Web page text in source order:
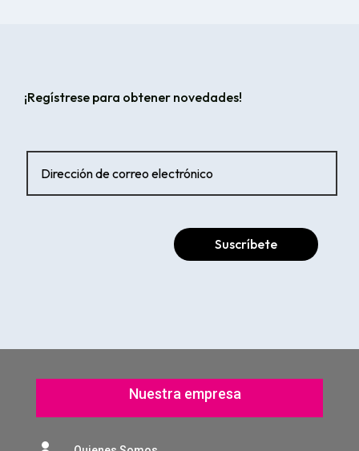
¡Regístrese para obtener novedades!
Suscríbete
Nuestra empresa